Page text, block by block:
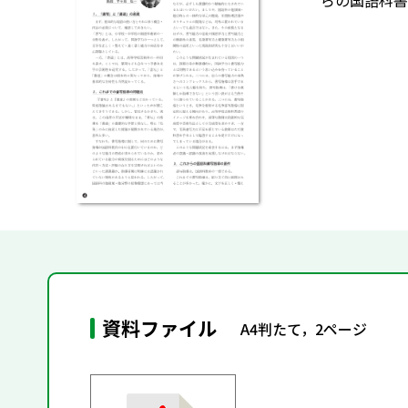
資料ファイル A4判たて，2ページ